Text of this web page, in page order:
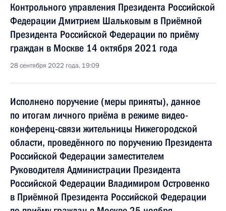
Контрольного управления Президента Российской
Федерации Дмитрием Шальковым в Приёмной
Президента Российской Федерации по приёму
граждан в Москве 14 октября 2021 года
28 сентября 2022 года, 19:09
Исполнено поручение (меры приняты), данное
по итогам личного приёма в режиме видео-
конференц-связи жительницы Нижегородской
области, проведённого по поручению Президента
Российской Федерации заместителем
Руководителя Администрации Президента
Российской Федерации Владимиром Островенко
в Приёмной Президента Российской Федерации